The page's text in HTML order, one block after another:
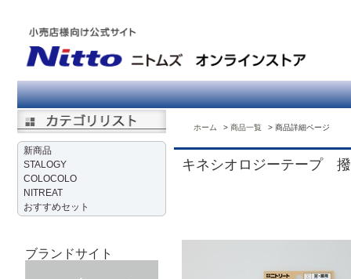
新商品
STALOGY
COLOCOLO
NITREAT
おすすめセット
ブランドサイト
ホーム 商品一覧 商品詳細ページ
キネシオロジーテープ